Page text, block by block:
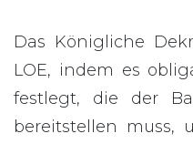
Das Königliche
LOE, indem es
festlegt, die der
bereitstellen muss,